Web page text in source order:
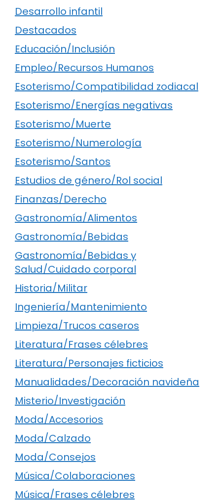
Desarrollo infantil
Destacados
Educación/Inclusión
Empleo/Recursos Humanos
Esoterismo/Compatibilidad zodiacal
Esoterismo/Energías negativas
Esoterismo/Muerte
Esoterismo/Numerología
Esoterismo/Santos
Estudios de género/Rol social
Finanzas/Derecho
Gastronomía/Alimentos
Gastronomía/Bebidas
Gastronomía/Bebidas y
Salud/Cuidado corporal
Historia/Militar
Ingeniería/Mantenimiento
Limpieza/Trucos caseros
Literatura/Frases célebres
Literatura/Personajes ficticios
Manualidades/Decoración navideña
Misterio/Investigación
Moda/Accesorios
Moda/Calzado
Moda/Consejos
Música/Colaboraciones
Música/Frases célebres